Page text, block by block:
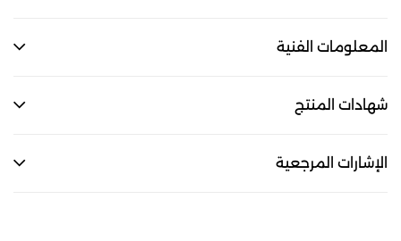
المعلومات الفنية
شهادات المنتج
الإشارات المرجعية